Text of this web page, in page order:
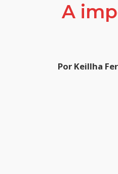
A
Por Keillha